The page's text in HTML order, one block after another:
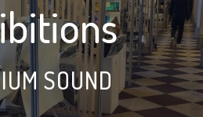
SOUND